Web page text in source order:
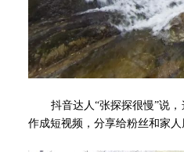
抖音达人“张探探很慢”说，
作成短视频，分享给粉丝和家人